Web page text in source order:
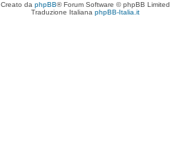
Creato da phpBB® Forum Software © phpBB Limited
Traduzione Italiana phpBB-Italia.it